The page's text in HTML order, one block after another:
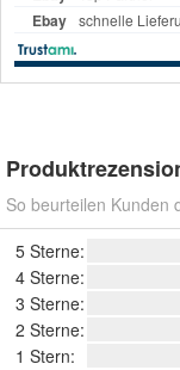
So beurteilen Kunden
5 Sterne:
4 Sterne:
3 Sterne:
2 Sterne:
1 Stern: